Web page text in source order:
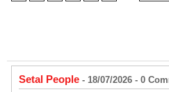
Setal People - 18/07/2026 - 0